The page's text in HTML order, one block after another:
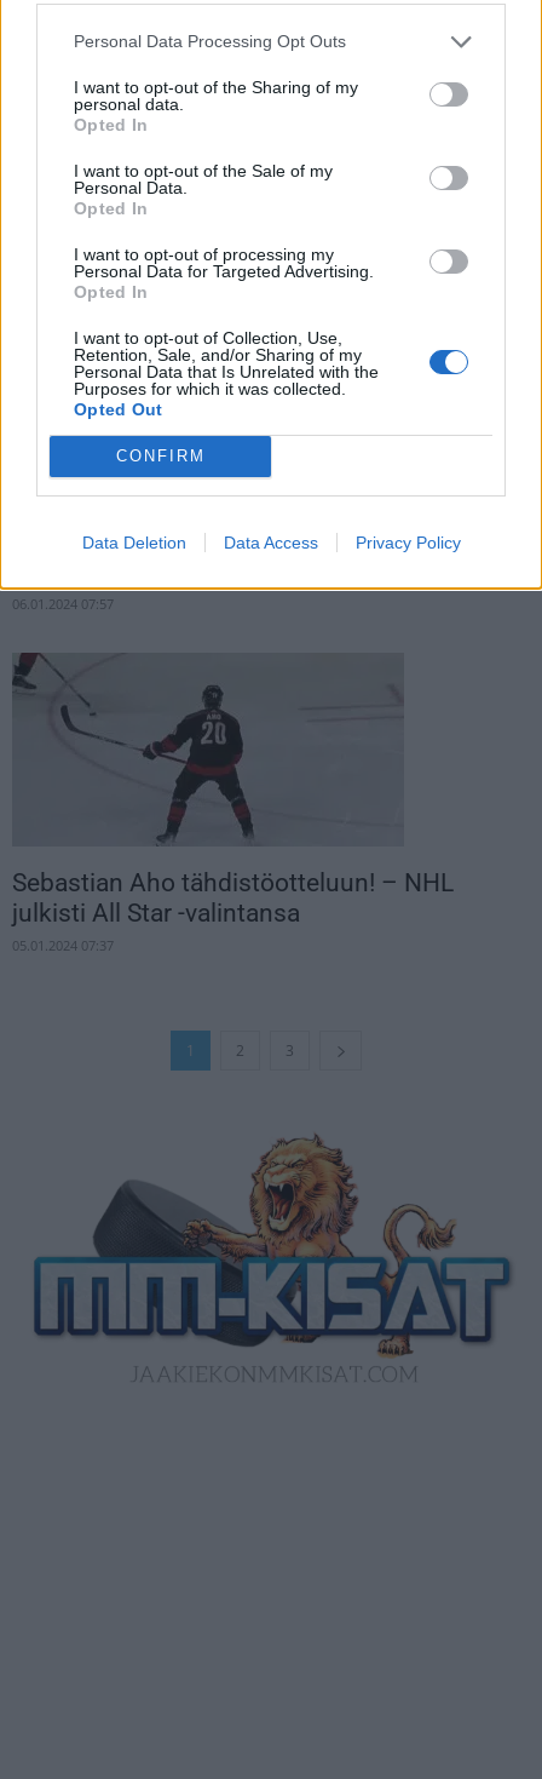
Personal Data Processing Opt Outs
I want to opt-out of the Sharing of my
personal data.
Opted In
I want to opt-out of the Sale of my
Personal Data.
Opted In
I want to opt-out of processing my
Personal Data for Targeted Advertising.
Opted In
I want to opt-out of Collection, Use,
Retention, Sale, and/or Sharing of my
Personal Data that Is Unrelated with the
Purposes for which it was collected.
Opted Out
CONFIRM
Data Deletion Data Access Privacy Policy
Sebastian Aho tehtaili upean
jatkoaikaosuman – neppasi kiekon ilmasta
sisään
nakutteli kolme syöttöpistettä
06.01.2024 07:57
Sebastian Aho tähdistöotteluun! – NHL
julkisti All Star -valintansa
05.01.2024 07:37
1 2 3